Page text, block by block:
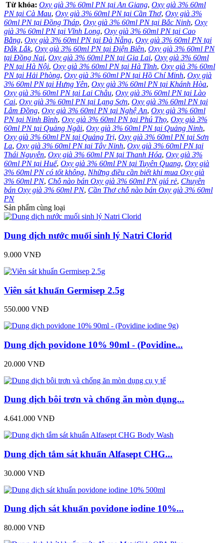
Từ khóa: Oxy già 3% 60ml PN tại An Giang, Oxy già 3% 60ml
PN tại Cà Mau, Oxy già 3% 60ml PN tại Cần Thơ, Oxy già 3%
60ml PN tại Đồng Tháp, Oxy già 3% 60ml PN tại Bắc Ninh, Oxy
già 3% 60ml PN tại Vĩnh Long, Oxy già 3% 60ml PN tại Cao
Bằng, Oxy già 3% 60ml PN tại Đà Nẵng, Oxy già 3% 60ml PN tại
Đắk Lắk, Oxy già 3% 60ml PN tại Điện Biên, Oxy già 3% 60ml PN
tại Đồng Nai, Oxy già 3% 60ml PN tại Gia Lai, Oxy già 3% 60ml
PN tại Hà Nội, Oxy già 3% 60ml PN tại Hà Tĩnh, Oxy già 3% 60ml
PN tại Hải Phòng, Oxy già 3% 60ml PN tại Hồ Chí Minh, Oxy già
3% 60ml PN tại Hưng Yên, Oxy già 3% 60ml PN tại Khánh Hòa,
Oxy già 3% 60ml PN tại Lai Châu, Oxy già 3% 60ml PN tại Lào
Cai, Oxy già 3% 60ml PN tại Lạng Sơn, Oxy già 3% 60ml PN tại
Lâm Đồng, Oxy già 3% 60ml PN tại Nghệ An, Oxy già 3% 60ml
PN tại Ninh Bình, Oxy già 3% 60ml PN tại Phú Thọ, Oxy già 3%
60ml PN tại Quảng Ngãi, Oxy già 3% 60ml PN tại Quảng Ninh,
Oxy già 3% 60ml PN tại Quảng Trị, Oxy già 3% 60ml PN tại Sơn
La, Oxy già 3% 60ml PN tại Tây Ninh, Oxy già 3% 60ml PN tại
Thái Nguyên, Oxy già 3% 60ml PN tại Thanh Hóa, Oxy già 3%
60ml PN tại Huế, Oxy già 3% 60ml PN tại Tuyên Quang, Oxy già
3% 60ml PN có tốt không, Những điều cần biết khi mua Oxy già
3% 60ml PN, Chỗ nào bán Oxy già 3% 60ml PN giá rẻ, Chuyên
bán Oxy già 3% 60ml PN, Cần Thơ chỗ nào bán Oxy già 3% 60ml
PN
Sản phẩm cùng loại
Dung dịch nước muối sinh lý Natri Clorid
9.000 VNĐ
Viên sát khuẩn Germisep 2.5g
550.000 VNĐ
Dung dịch povidone 10% 90ml - (Povidine...
20.000 VNĐ
Dung dịch bôi trơn và chống ăn mòn dụng...
4.641.000 VNĐ
Dung dịch tắm sát khuẩn Alfasept CHG...
30.000 VNĐ
Dung dịch sát khuẩn povidone iodine 10%...
80.000 VNĐ